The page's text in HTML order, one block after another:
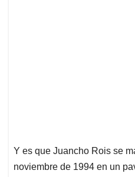
Y es que Juancho Rois se
noviembre de 1994 en un